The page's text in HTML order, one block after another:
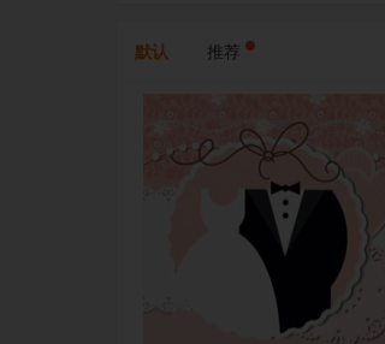
默认 推荐